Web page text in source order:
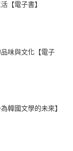
【電子書】
味與文化【電子
韓國文學的未來】